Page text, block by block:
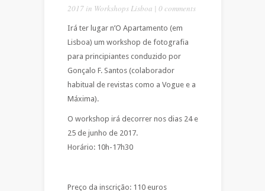
2017 in Workshops Lisboa | 0 comments
Irá ter lugar n’O Apartamento (em
Lisboa) um workshop de fotografia
para principiantes conduzido por
Gonçalo F. Santos (colaborador
habitual de revistas como a Vogue e a
Máxima).
O workshop irá decorrer nos dias 24 e
25 de junho de 2017.
Horário: 10h-17h30
Preço da inscrição: 110 euros